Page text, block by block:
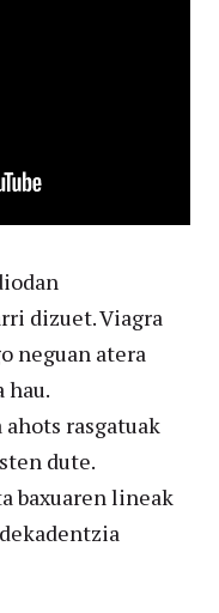
dizuet. Viagra
neguan atera
hau.
rasgatuak
dute.
baxuaren lineak